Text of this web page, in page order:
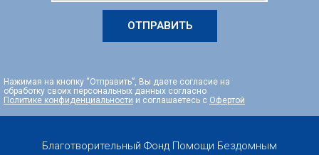
ОТПРАВИТЬ
Нажимая на кнопку “Отправить”, Вы даете согласие на
обработку своих персональных данных согласно
Политике конфиденциальности и соглашаетесь с Офертой
Благотворительный Фонд Помощи Бездомным